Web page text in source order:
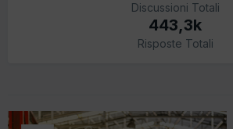
Discussioni Totali
443,3k
Risposte Totali